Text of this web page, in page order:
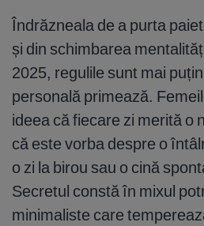
Îndrăzneala de a purta
și din schimbarea
2025, regulile sunt mai
personală primează.
ideea că fiecare zi merită o
că este vorba despre o
o zi la birou sau o cină
Secretul constă în mixul
minimaliste care